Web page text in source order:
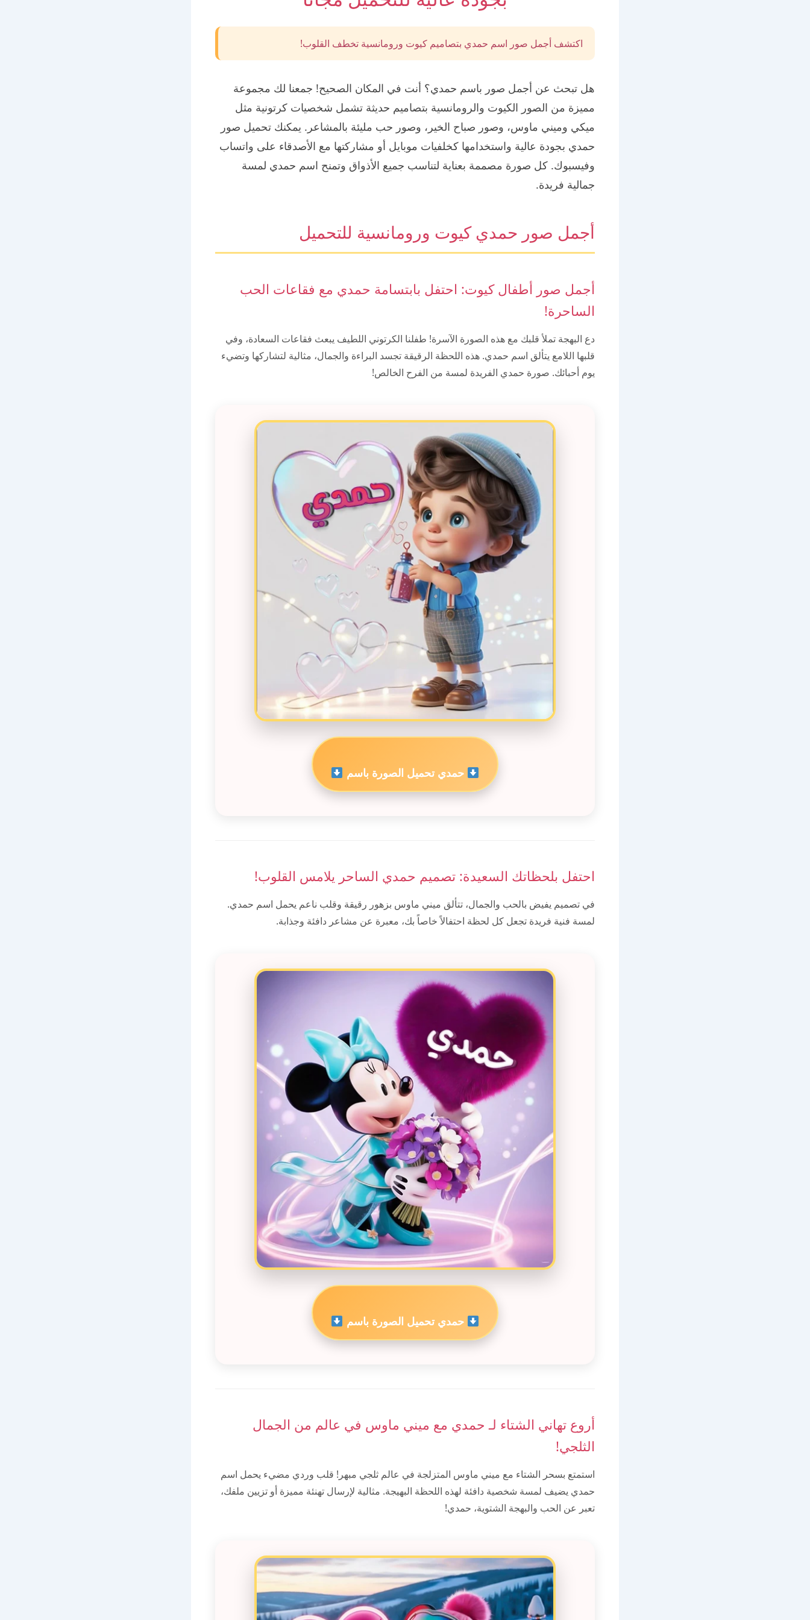
اكتشف أجمل صور اسم حمدي بتصاميم كيوت ورومانسية تخطف القلوب!
هل تبحث عن أجمل صور باسم حمدي؟ أنت في المكان الصحيح! جمعنا لك مجموعة
مميزة من الصور الكيوت والرومانسية بتصاميم حديثة تشمل شخصيات كرتونية مثل
ميكي وميني ماوس، وصور صباح الخير، وصور حب مليئة بالمشاعر. يمكنك تحميل صور
حمدي بجودة عالية واستخدامها كخلفيات موبايل أو مشاركتها مع الأصدقاء على واتساب
وفيسبوك. كل صورة مصممة بعناية لتناسب جميع الأذواق وتمنح اسم حمدي لمسة
جمالية فريدة.
أجمل صور حمدي كيوت ورومانسية للتحميل
أجمل صور أطفال كيوت: احتفل بابتسامة حمدي مع فقاعات الحب
الساحرة!
دع البهجة تملأ قلبك مع هذه الصورة الآسرة! طفلنا الكرتوني اللطيف يبعث فقاعات السعادة، وفي
قلبها اللامع يتألق اسم حمدي. هذه اللحظة الرقيقة تجسد البراءة والجمال، مثالية لتشاركها وتضيء
يوم أحبائك. صورة حمدي الفريدة لمسة من الفرح الخالص!
حمدي تحميل الصورة باسم
احتفل بلحظاتك السعيدة: تصميم حمدي الساحر يلامس القلوب!
في تصميم يفيض بالحب والجمال، تتألق ميني ماوس بزهور رقيقة وقلب ناعم يحمل اسم حمدي.
لمسة فنية فريدة تجعل كل لحظة احتفالاً خاصاً بك، معبرة عن مشاعر دافئة وجذابة.
حمدي تحميل الصورة باسم
أروع تهاني الشتاء لـ حمدي مع ميني ماوس في عالم من الجمال
الثلجي!
استمتع بسحر الشتاء مع ميني ماوس المتزلجة في عالم ثلجي مبهر! قلب وردي مضيء يحمل اسم
حمدي يضيف لمسة شخصية دافئة لهذه اللحظة البهيجة. مثالية لإرسال تهنئة مميزة أو تزيين ملفك،
تعبر عن الحب والبهجة الشتوية، حمدي!